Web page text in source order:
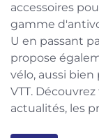
accessoires
gamme
U en passant
propose
vélo, aussi
VTT.
actualités, les